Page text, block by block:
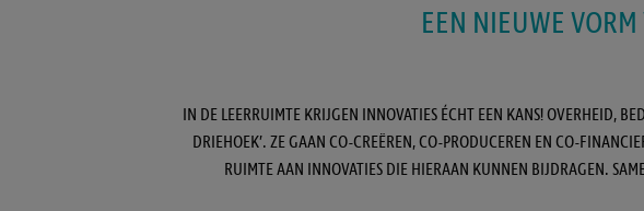
EEN NIEUWE
IN DE LEERRUIMTE KRIJGEN INNOVATIES ÉCHT EEN KANS! OVERHEID,
DRIEHOEK’. ZE GAAN CO-CREËREN, CO-PRODUCEREN EN CO-
RUIMTE AAN INNOVATIES DIE HIERAAN KUNNEN BIJDRAGEN.